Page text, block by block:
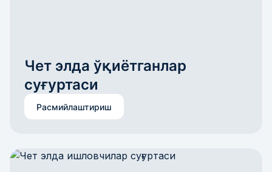
Чет элда ўқиётганлар
суғуртаси
Расмийлаштириш